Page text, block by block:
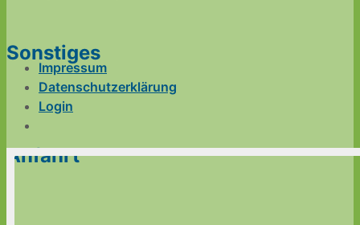
Sonstiges
Impressum
Datenschutzerklärung
Login
Anfahrt